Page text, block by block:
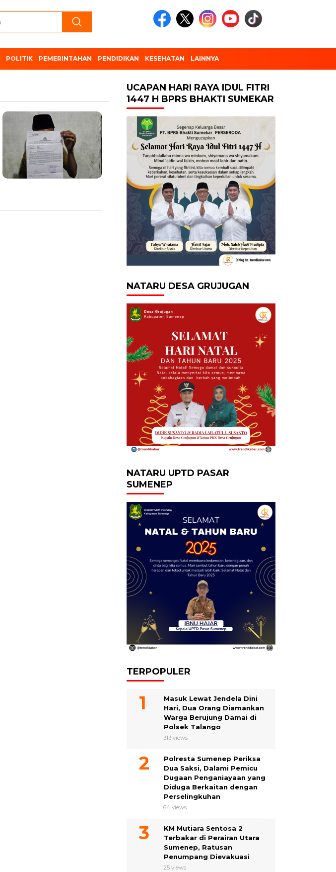
POLITIK PEMERINTAHAN PENDIDIKAN KESEHATAN LAINNYA
UCAPAN HARI RAYA IDUL FITRI
1447 H BPRS BHAKTI SUMEKAR
NATARU DESA GRUJUGAN
NATARU UPTD PASAR
SUMENEP
TERPOPULER
Masuk Lewat Jendela Dini
Hari, Dua Orang Diamankan
Warga Berujung Damai di
Polsek Talango
313 views
Polresta Sumenep Periksa
Dua Saksi, Dalami Pemicu
Dugaan Penganiayaan yang
Diduga Berkaitan dengan
Perselingkuhan
64 views
KM Mutiara Sentosa 2
Terbakar di Perairan Utara
Sumenep, Ratusan
Penumpang Dievakuasi
25 views